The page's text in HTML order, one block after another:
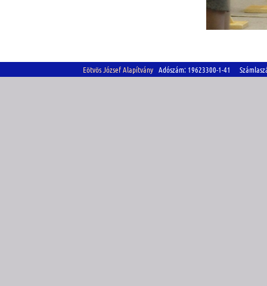
Eötvös József Alapítvány Adószám: 19623300-1-41